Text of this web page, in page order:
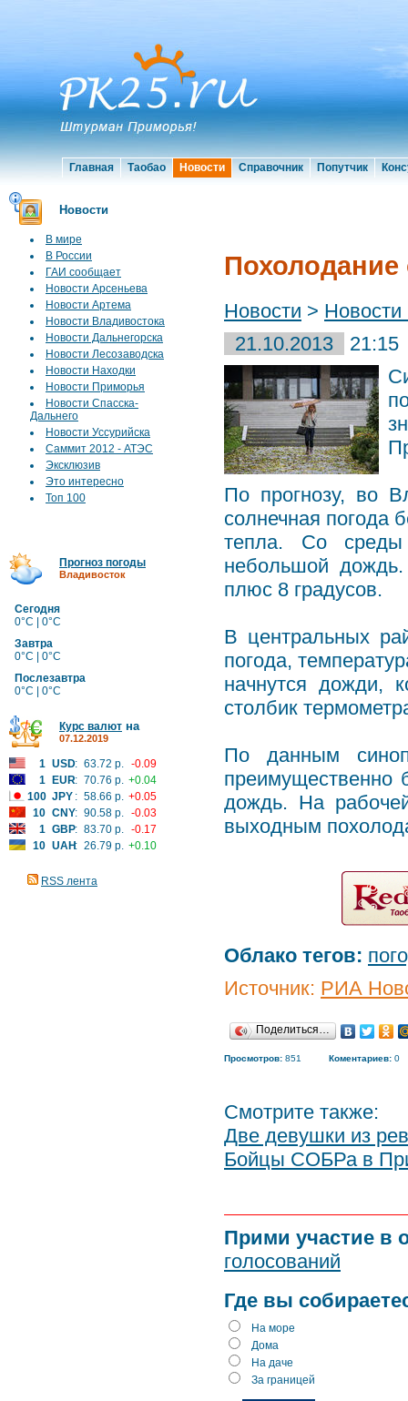
Главная Таобао Новости Справочник Попутчик
Новости
В мире
В России
ГАИ сообщает
Новости Арсеньева
Новости Артема
Новости Владивостока
Новости Дальнегорска
Новости Лесозаводска
Новости Находки
Новости Приморья
Новости Спасска-
Дальнего
Новости Уссурийска
Саммит 2012 - АТЭС
Эксклюзив
Это интересно
Топ 100
Прогноз погоды
Владивосток
Сегодня
0°C | 0°C
Завтра
0°C | 0°C
Послезавтра
0°C | 0°C
Курс валют на
07.12.2019
1 USD: 63.72 р. -0.09
1
EUR: 70.76 р. +0.04
100 JPY : 58.66 р. +0.05
10 CNY: 90.58 р. -0.03
1 GBP: 83.70 р. -0.17
10 UAH: 26.79 р. +0.10
RSS лента
Новости >
21.10.2013
21:15
По прогнозу, во
солнечная погода
тепла. Со среды
небольшой
плюс 8 градусов.
В центральных
погода,
начнутся дожди,
столбик
По данным
преимущественно
дождь. На
выходным
Облако тегов:
Источник: РИА
Поделиться…
Просмотров: 851 Коментариев: 0
Смотрите также:
Две девушки из
Бойцы СОБРа в
Прими участие в
голосований
Где вы
На море
Дома
На даче
За границей